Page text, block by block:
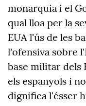
monarquia i el
qual lloa per la
EUA l'ús de les
l'ofensiva sobre
base militar dels
els espanyols i
dignifica l'ésser